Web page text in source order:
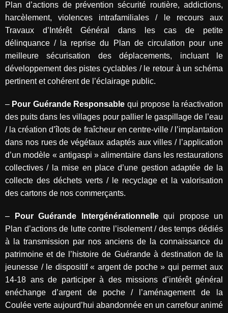
Plan d’actions de prévention sécurité routière, addictions,
harcèlement, violences intrafamiliales / le recours aux
Travaux d’Intérêt Général dans les cas de petite
délinquance / la reprise du Plan de circulation pour une
meilleure sécurisation des déplacements, incluant le
développement des pistes cyclables / le retour à un schéma
pertinent et cohérent de l’éclairage public.
– Pour Guérande Responsable qui propose la réactivation
des puits dans les villages pour pallier le gaspillage de l’eau
/ la création d’îlots de fraîcheur en centre-ville / l’implantation
dans nos rues de végétaux adaptés aux villes / l’application
d’un modèle « antigaspi » alimentaire dans les restaurations
collectives / la mise en place d’une gestion adaptée de la
collecte des déchets verts / le recyclage et la valorisation
des cartons de nos commerçants.
– Pour Guérande Intergénérationnellequi propose un
Plan d’actions de lutte contre l’isolement / des temps dédiés
à la transmission par nos anciens de la connaissance du
patrimoine et de l’histoire de Guérande à destination de la
jeunesse / le dispositif « argent de poche » qui permet aux
14-18 ans de participer à des missions d’intérêt général
enéchange d’argent de poche / l’aménagement de la
Coulée verte aujourd’hui abandonnée en un carrefour animé